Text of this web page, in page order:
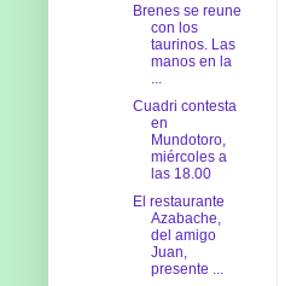
Brenes se reune
con los
taurinos. Las
manos en la
Cuadri contesta
en
Mundotoro,
miércoles a
las 18.00
El restaurante
Azabache,
del amigo
Juan,
presente ...